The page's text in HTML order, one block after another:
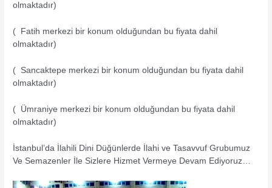
olmaktadır)
( Fatih merkezi bir konum olduğundan bu fiyata dahil
olmaktadır)
( Sancaktepe merkezi bir konum olduğundan bu fiyata dahil
olmaktadır)
( Ümraniye merkezi bir konum olduğundan bu fiyata dahil
olmaktadır)
İstanbul’da İlahili Dini Düğünlerde İlahi ve Tasavvuf Grubumuz
Ve Semazenler İle Sizlere Hizmet Vermeye Devam Ediyoruz…